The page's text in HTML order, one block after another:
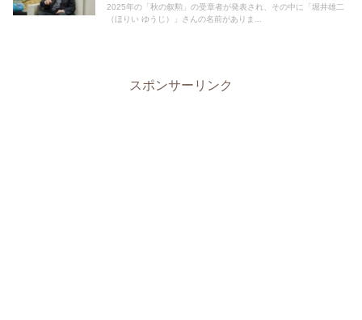
2025年の「秋の叙勲」の受章者が発表され、その中に「堀井雄二
（ほりい ゆうじ）」さんの名前がありま...
スポンサーリンク